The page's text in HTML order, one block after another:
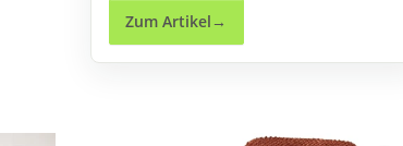
Zum Artikel